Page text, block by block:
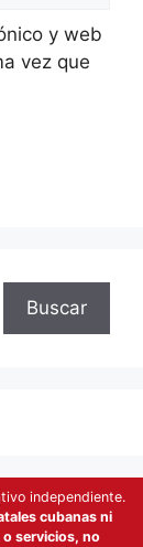
y web
vez que
Buscar
independiente.
cubanas ni
servicios, no